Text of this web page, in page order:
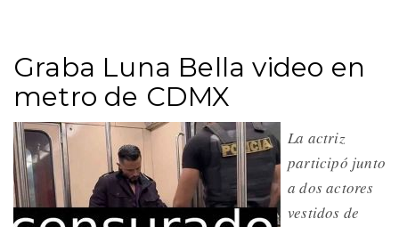
Graba Luna Bella video en
metro de CDMX
La actriz
participó junto
a dos actores
vestidos de